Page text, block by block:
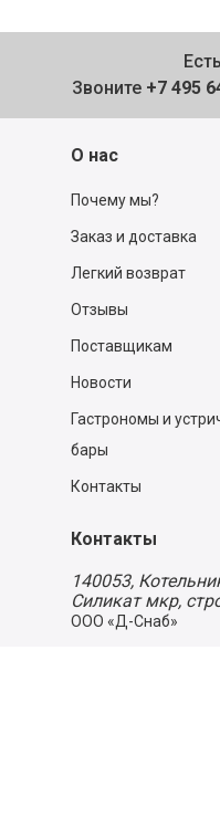
Звоните +7 495
О нас
Почему мы?
Заказ и доставка
Легкий возврат
Отзывы
Поставщикам
Новости
Гастрономы и
бары
Контакты
Контакты
140053,
Силикат мкр,
ООО «Д-Снаб»